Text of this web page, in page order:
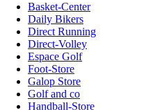
Basket-Center
Daily Bikers
Direct Running
Direct-Volley
Espace Golf
Foot-Store
Galop Store
Golf and co
Handball-Store